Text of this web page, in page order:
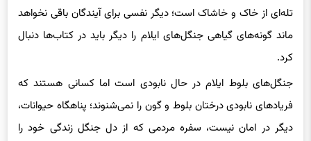
تله‌ای از خاک و خاشاک است؛ دیگر نفسی برای آیندگان باقی نخواهد
ماند گونه‌های گیاهی جنگل‌های ایلام را دیگر باید در کتاب‌ها دنبال
کرد.
جنگل‌های بلوط ایلام در حال نابودی است اما کسانی هستند که
فریادهای نابودی درختان بلوط و گون را نمی‌شنوند؛ پناهگاه حیوانات،
دیگر در امان نیست، سفره مردمی که از دل جنگل زندگی خود را